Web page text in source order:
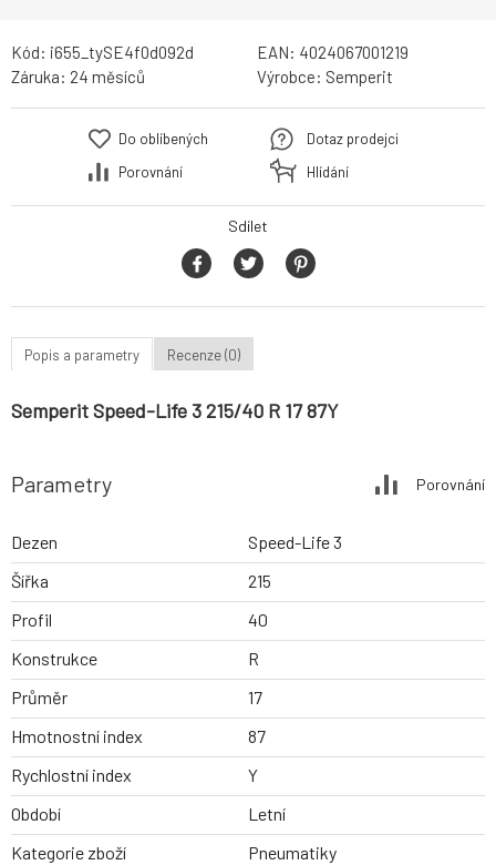
Kód: i655_tySE4f0d092d EAN: 4024067001219
Záruka: 24 měsíců Výrobce: Semperit
Do oblíbených
Porovnání
Dotaz prodejci
Hlídání
Sdílet
Popis a parametry Recenze (0)
Semperit Speed-Life 3 215/40 R 17 87Y
Parametry Porovnání
Dezen
Speed-Life 3
Šířka
215
Profil
40
Konstrukce
R
Průměr
17
Hmotnostní index
87
Rychlostní index
Y
Období
Letní
Kategorie zboží
Pneumatiky